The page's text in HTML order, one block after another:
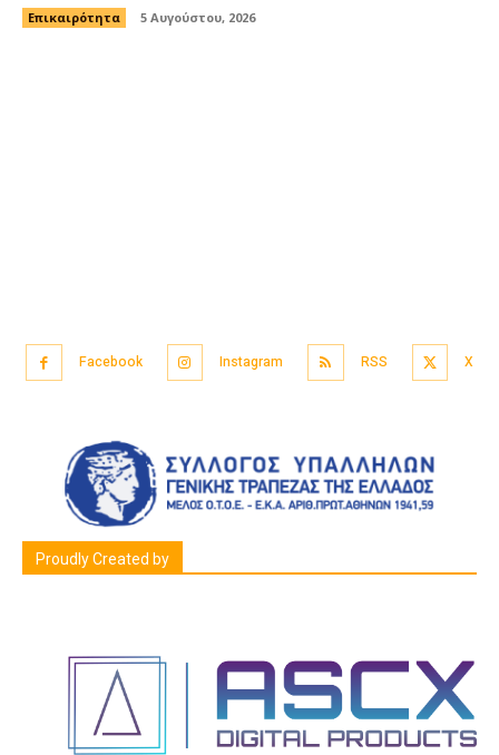
Επικαιρότητα 5 Αυγούστου, 2026
Facebook Instagram RSS X
Proudly Created by